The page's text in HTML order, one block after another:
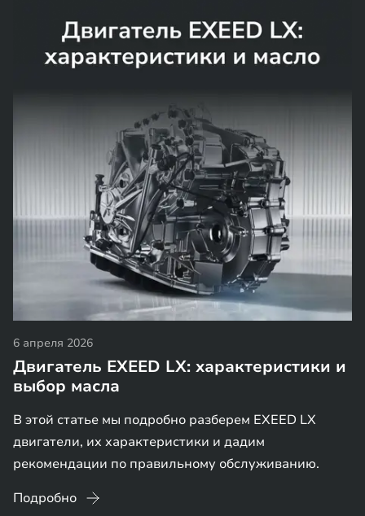
6 апреля 2026
Двигатель EXEED LX: характеристики и
выбор масла
В этой статье мы подробно разберем EXEED LX
двигатели, их характеристики и дадим
рекомендации по правильному обслуживанию.
Подробно